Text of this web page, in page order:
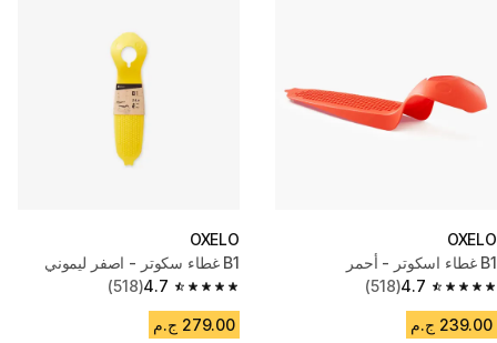
OXELO
B1 غطاء اسكوتر - أحمر
4.7
4.7 out of 5 stars from 518 reviews
(518)
239.00 ج.م
OXELO
B1 غطاء سكوتر - اصفر ليموني
4.7
4.7 out of 5 stars from 518 reviews
(518)
279.00 ج.م